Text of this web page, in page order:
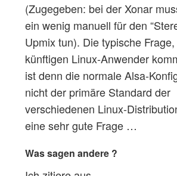
(Zugegeben: bei der Xonar
ein wenig manuell für den
Upmix tun). Die typische
künftigen Linux-Anwender
ist denn die normale Alsa-
nicht der primäre Standard der
verschiedenen Linux-
eine sehr gute Frage …
Was sagen andere ?